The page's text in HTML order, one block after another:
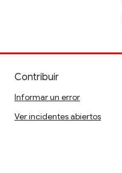
Contribuir
Informar un error
Ver incidentes abiertos